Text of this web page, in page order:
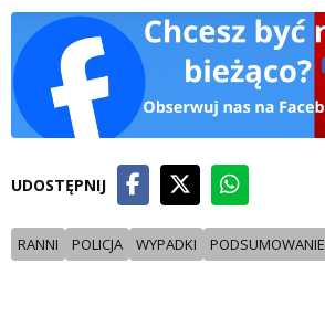
UDOSTĘPNIJ
RANNI POLICJA WYPADKI PODSUMOWANIE